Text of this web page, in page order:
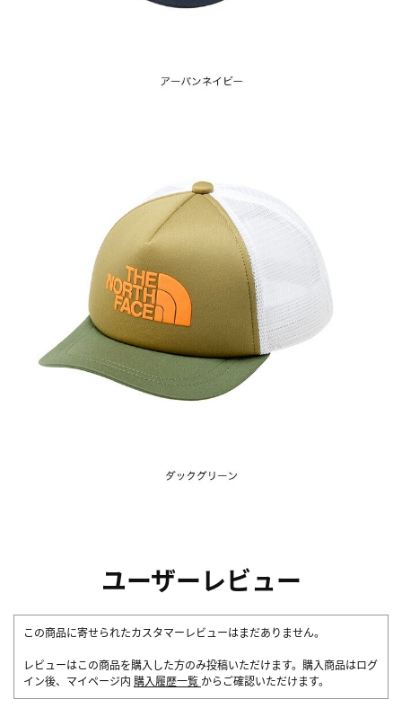
ユーザーレビュー
この商品に寄せられたカスタマーレビューはまだありません。
レビューはこの商品を購入した方のみ投稿いただけます。購入商品はログ
イン後、マイページ内 購入履歴一覧 からご確認いただけます。